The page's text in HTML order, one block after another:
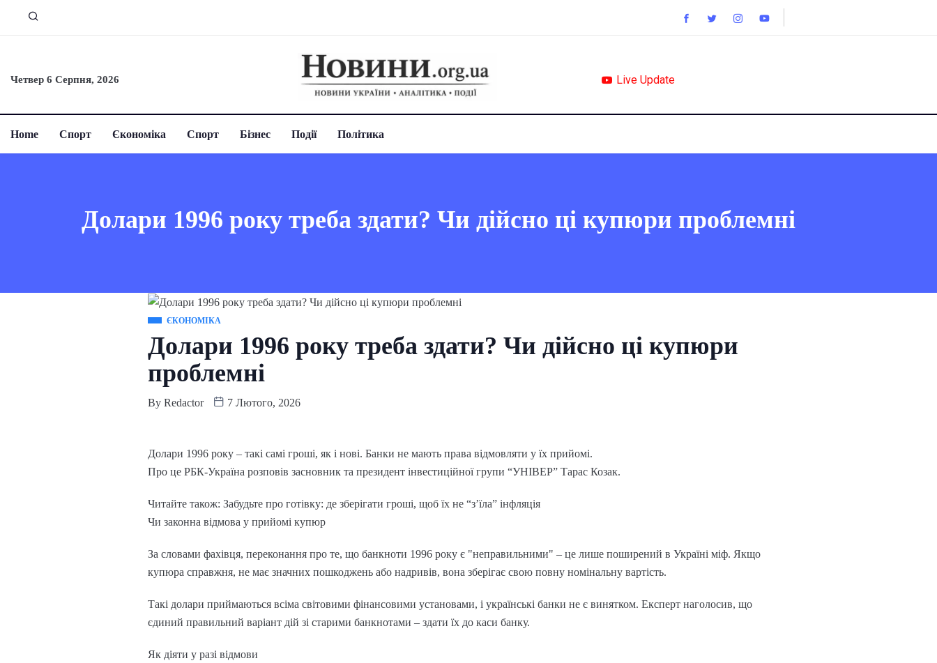
Четвер 6 Серпня, 2026 Live Update
Home Спорт Єкономіка Спорт Бізнес Події Політика
Долари 1996 року треба здати? Чи дійсно ці купюри проблемні
ЄКОНОМІКА
Долари 1996 року треба здати? Чи дійсно ці купюри
проблемні
By Redactor 7 Лютого, 2026
Долари 1996 року – такі самі гроші, як і нові. Банки не мають права відмовляти у їх прийомі.
Про це РБК-Україна розповів засновник та президент інвестиційної групи “УНІВЕР” Тарас Козак.
Читайте також: Забудьте про готівку: де зберігати гроші, щоб їх не “з’їла” інфляція
Чи законна відмова у прийомі купюр
За словами фахівця, переконання про те, що банкноти 1996 року є "неправильними" – це лише поширений в Україні міф. Якщо
купюра справжня, не має значних пошкоджень або надривів, вона зберігає свою повну номінальну вартість.
Такі долари приймаються всіма світовими фінансовими установами, і українські банки не є винятком. Експерт наголосив, що
єдиний правильний варіант дій зі старими банкнотами – здати їх до каси банку.
Як діяти у разі відмови